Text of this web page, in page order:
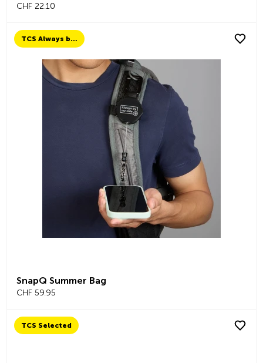
CHF 22.10
TCS Always by my side
SnapQ Summer Bag
CHF 59.95
TCS Selected